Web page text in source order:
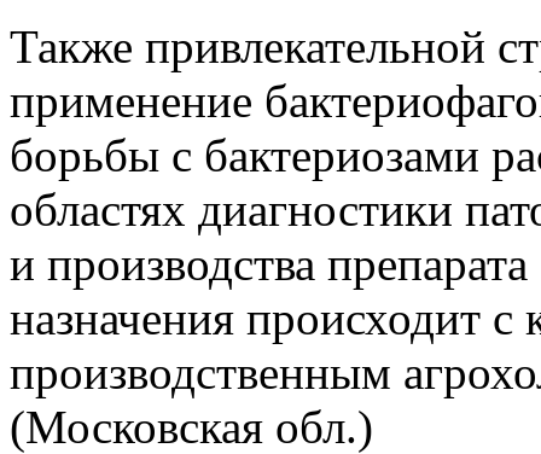
Также привлекательной
применение
борьбы с бактериозами
областях диагностики
и производства
назначения происходит
производственным
(Московская обл.)